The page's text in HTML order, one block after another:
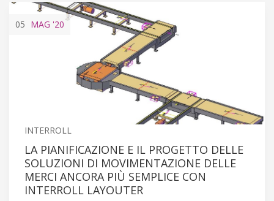
05 MAG '20
INTERROLL
LA PIANIFICAZIONE E IL PROGETTO DELLE
SOLUZIONI DI MOVIMENTAZIONE DELLE
MERCI ANCORA PIÙ SEMPLICE CON
INTERROLL LAYOUTER